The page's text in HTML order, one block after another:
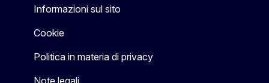
Informazioni sul sito
Cookie
Politica in materia di privacy